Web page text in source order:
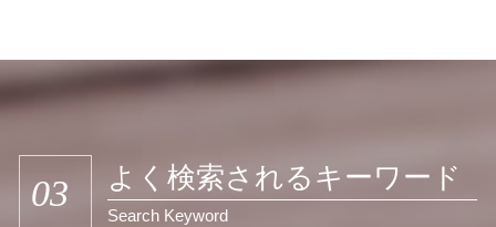
03 よく検索されるキーワード
Search Keyword